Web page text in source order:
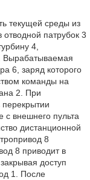
текущей среды из
отводной патрубок 3
4,
Вырабатываемая
6, заряд которого
команды на
2. При
с внешнего пульта
дистанционной
8
8 приводит в
доступ
1. После